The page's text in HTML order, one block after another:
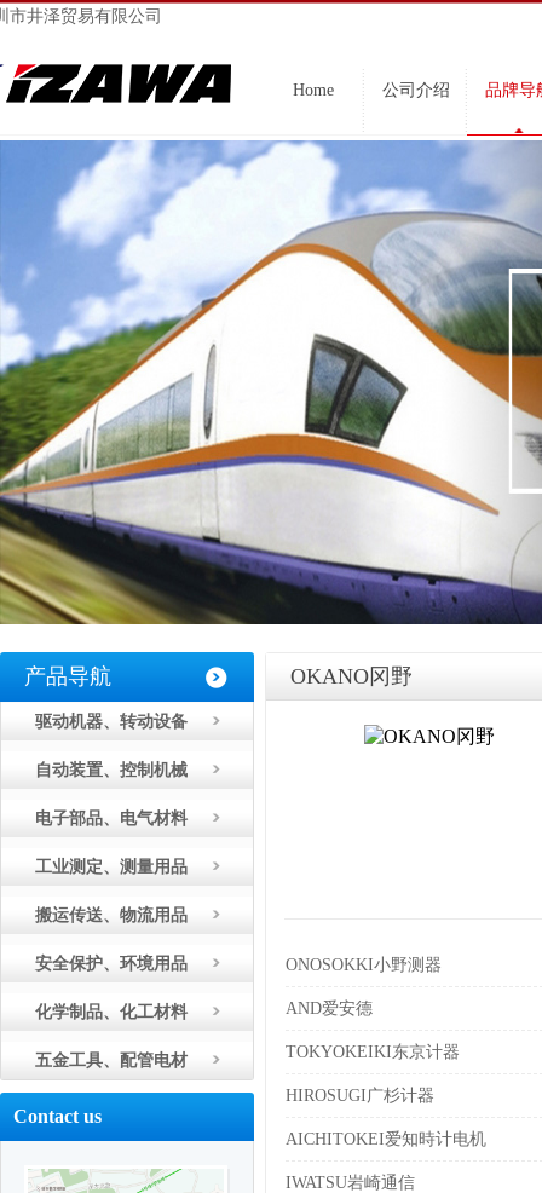
市井泽贸易有限公司
Home 公司介绍 品牌导
产品导航
驱动机器、转动设备
自动装置、控制机械
电子部品、电气材料
工业测定、测量用品
搬运传送、物流用品
安全保护、环境用品
化学制品、化工材料
五金工具、配管电材
Contact us
OKANO冈野
ONOSOKKI小野测器
AND爱安德
TOKYOKEIKI东京计器
HIROSUGI广杉计器
AICHITOKEI爱知時计电机
IWATSU岩崎通信